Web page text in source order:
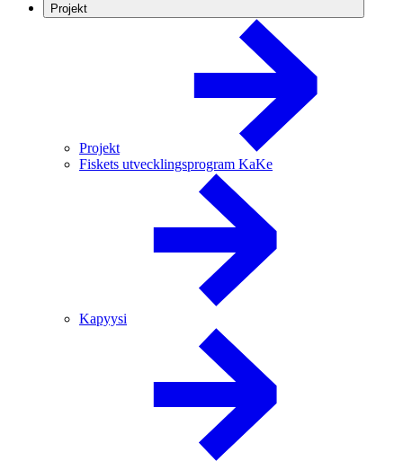
Projekt
Projekt
Fiskets utvecklingsprogram KaKe
Kapyysi